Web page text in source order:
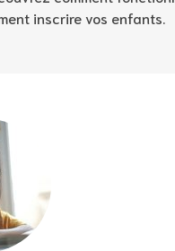
inscrire vos enfants.